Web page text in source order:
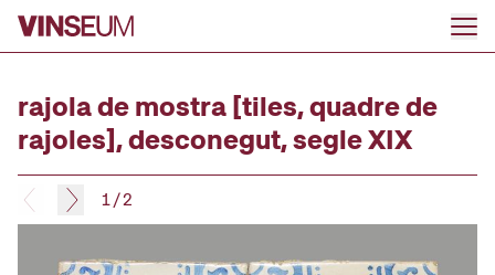
Go to content
rajola de mostra [tiles, quadre de
rajoles], desconegut, segle XIX
1/2